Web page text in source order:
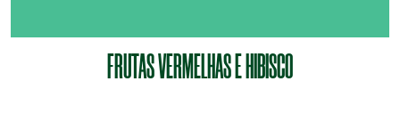
FRUTAS VERMELHAS E HIBISCO